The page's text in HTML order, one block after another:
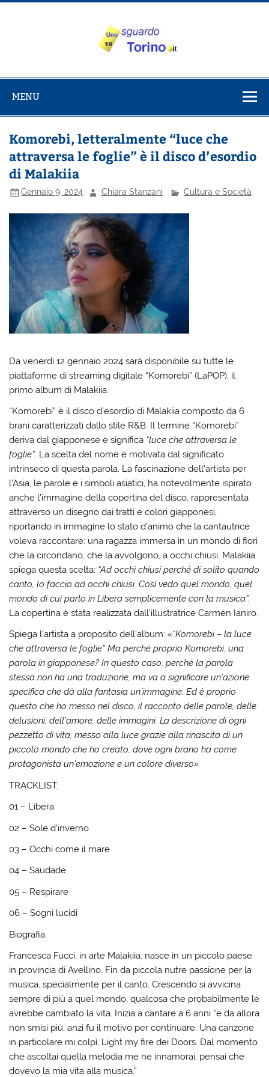
Salta
su Torino
MENU
Komorebi, letteralmente “luce che
attraversa le foglie” è il disco d’esordio
di Malakiia
Gennaio 9, 2024 Chiara Stanzani Cultura e Società
Da venerdì 12 gennaio 2024 sarà disponibile su tutte le
piattaforme di streaming digitale “Komorebi” (LaPOP), il
primo album di Malakiia.
“Komorebi” è il disco d’esordio di Malakiia composto da 6
brani caratterizzati dallo stile R&B. Il termine “Komorebi”
deriva dal giapponese e significa “luce che attraversa le
foglie”. La scelta del nome è motivata dal significato
intrinseco di questa parola. La fascinazione dell’artista per
l’Asia, le parole e i simboli asiatici, ha notevolmente ispirato
anche l’immagine della copertina del disco, rappresentata
attraverso un disegno dai tratti e colori giapponesi,
riportando in immagine lo stato d’animo che la cantautrice
voleva raccontare: una ragazza immersa in un mondo di fiori
che la circondano, che la avvolgono, a occhi chiusi. Malakiia
spiega questa scelta: “Ad occhi chiusi perché di solito quando
canto, lo faccio ad occhi chiusi. Così vedo quel mondo, quel
mondo di cui parlo in Libera semplicemente con la musica”.
La copertina è stata realizzata dall’illustratrice Carmen Ianiro.
Spiega l’artista a proposito dell’album: «“Komorebi – la luce
che attraversa le foglie” Ma perché proprio Komorebi, una
parola in giapponese? In questo caso, perché la parola
stessa non ha una traduzione, ma va a significare un’azione
specifica che dà alla fantasia un’immagine. Ed è proprio
questo che ho messo nel disco, il racconto delle parole, delle
delusioni, dell’amore, delle immagini. La descrizione di ogni
pezzetto di vita, messo alla luce grazie alla rinascita di un
piccolo mondo che ho creato, dove ogni brano ha come
protagonista un’emozione e un colore diverso».
TRACKLIST:
01 – Libera
02 – Sole d’inverno
03 – Occhi come il mare
04 – Saudade
05 – Respirare
06 – Sogni lucidi
Biografia
Francesca Fucci, in arte Malakiia, nasce in un piccolo paese
in provincia di Avellino. Fin da piccola nutre passione per la
musica, specialmente per il canto. Crescendo si avvicina
sempre di più a quel mondo, qualcosa che probabilmente le
avrebbe cambiato la vita. Inizia a cantare a 6 anni “e da allora
non smisi più, anzi fu il motivo per continuare. Una canzone
in particolare mi colpì, Light my fire dei Doors. Dal momento
che ascoltai quella melodia me ne innamorai, pensai che
dovevo la mia vita alla musica.”